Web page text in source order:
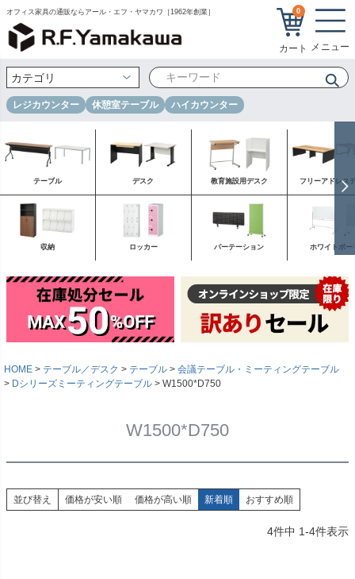
オフィス家具の通販ならアール・エフ・ヤマカワ［1962年創業］ 0
レジカウンター 休憩室テーブル ハイカウンター
テーブル デスク 教育施設用デスク フリーアドレス
収納 ロッカー パーテーション ホワイトボー
HOME テーブル／デスク テーブル
会議テーブル・ミーティングテーブル
Dシリーズミーティングテーブル
W1500*D750
W1500*D750
並び替え 価格が安い順 価格が高い順 新着順 おすすめ順
4件中 1-4件表示